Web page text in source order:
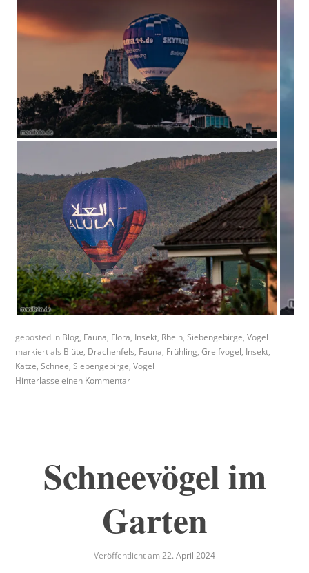
geposted in Blog, Fauna, Flora, Insekt, Rhein,Siebengebirge,Vogel
markiert als Blüte, Drachenfels, Fauna, Frühling,Greifvogel, Insekt,
Katze,Schnee,Siebengebirge,Vogel
Hinterlasse einen Kommentar
Schneevögel im
Garten
Veröffentlicht am 22. April 2024